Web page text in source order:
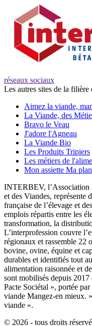
réseaux sociaux
Les autres sites de la
Aimez la viande,
La Viande, des
Bravo le Veau
J'adore l'Agneau
La Viande Bio
Les Produits Tripiers
Les métiers de
Mon assiette Ma
INTERBEV, l’Association
et des Viandes, représente
française de l’élevage et
emplois répartis entre les
transformation, la
L’interprofession couvre
régionaux et rassemble 22
bovine, ovine, équine et
durables et identifiés tout
alimentation raisonnée et
sont mobilisés depuis
Pacte Sociétal », portée
viande Mangez-en mieux.
viande ».
© 2026 - tous droits